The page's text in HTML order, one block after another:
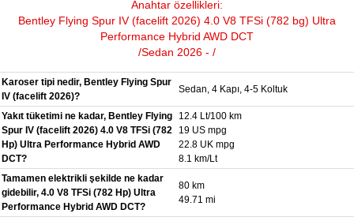
Anahtar özellikleri:
Bentley Flying Spur IV (facelift 2026) 4.0 V8 TFSi (782 bg) Ultra
Performance Hybrid AWD DCT
/Sedan 2026 - /
Karoser tipi nedir, Bentley Flying Spur
IV (facelift 2026)?
Sedan, 4 Kapı, 4-5 Koltuk
Yakıt tüketimi ne kadar, Bentley Flying
Spur IV (facelift 2026) 4.0 V8 TFSi (782
Hp) Ultra Performance Hybrid AWD
DCT?
12.4 Lt/100 km
19 US mpg
22.8 UK mpg
8.1 km/Lt
Tamamen elektrikli şekilde ne kadar
gidebilir, 4.0 V8 TFSi (782 Hp) Ultra
Performance Hybrid AWD DCT?
80 km
49.71 mi